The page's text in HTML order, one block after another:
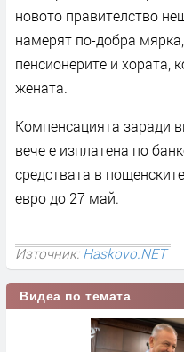
новото правителство
намерят по-добра
пенсионерите и хората,
жената.
Компенсацията заради
вече е изплатена по
средствата в
евро до 27 май.
Източник:Haskovo.NET
Видеа по темата